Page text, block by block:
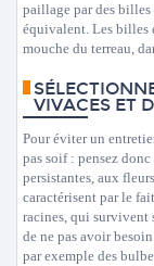
paillage par des
équivalent. Les billes
mouche du terreau,
VIVACES ET
Pour éviter un
pas soif : pensez
persistantes, aux
caractérisent par le
racines, qui survivent
de ne pas avoir
par exemple des